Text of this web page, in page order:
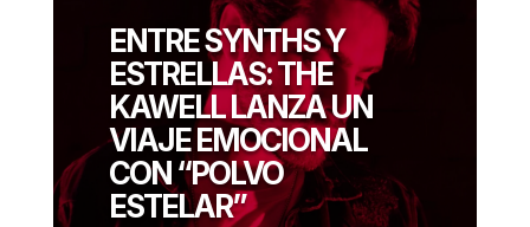
GONZALEZ
JULIO 22, 2025
ENTRE SYNTHS Y
ESTRELLAS: THE
KAWELL LANZA UN
VIAJE EMOCIONAL
CON “POLVO
ESTELAR”